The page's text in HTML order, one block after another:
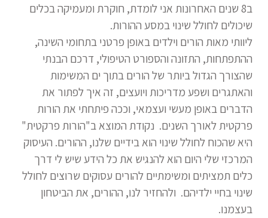
ב8 שנים האחרונות אני לומדת, חוקרת ומעמיקה בכלים
שיכולים לחולל שינוי במסע ההורות.
ליוותי מאות הורים וילדים באופן פרטני בתחומי השינה,
ההתפתחות, התזונה והספורט הטיפולי, דרכם הבנתי
שהצורך הגדול ביותר של הורים בתוך ים המשימות
והאתגרים ושפע מדריכות ויועצים, זה איך לפתור את
הדברים באופן מעשי ועצמאי, וככה פיתחתי את הורות
פרקטית לאורך השנים. נקודת המוצא ב"הורות פרקטית"
היא שהכוח לחולל שינוי הוא בידיים שלנו, ההורים. העיסוק
המרכזי שלי היום הוא להנגיש את כל הידע שיש לי דרך
כלים תמציתים ומשימתיים להורים עסוקים שרוצים לחולל
שינוי בחיי ילדיהם. ולהחזיר לנו, ההורים, את הביטחון
בעצמנו.